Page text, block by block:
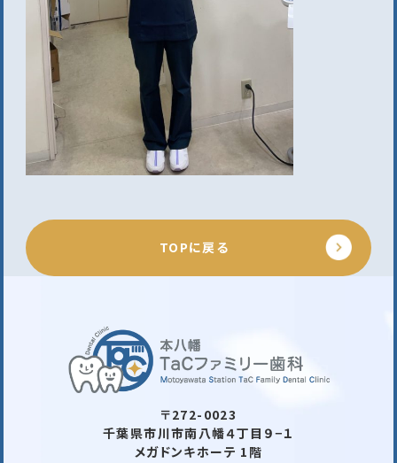
TOPに戻る
〒272-0023
千葉県市川市南八幡４丁目９−１
メガドンキホーテ 1階